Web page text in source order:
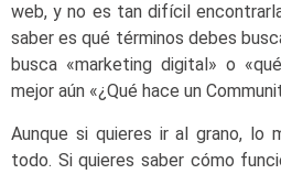
web, y no es tan difícil
saber es qué términos debes
busca «marketing digital» o
mejor aún «¿Qué hace un
Aunque si quieres ir al grano, lo
todo. Si quieres saber cómo